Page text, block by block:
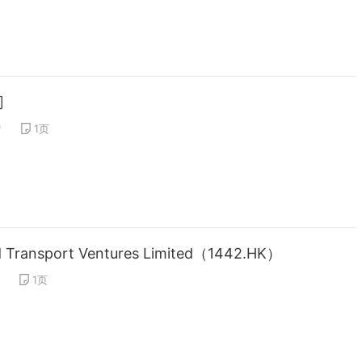
1页
Ventures Limited（1442.HK）
1页